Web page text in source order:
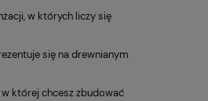
w których liczy się
się na drewnianym
której chcesz zbudować